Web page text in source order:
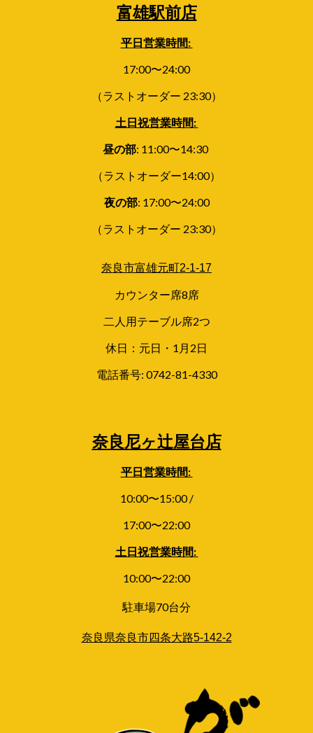
富雄駅前店
平日営業時間:
17:00〜24:00
（ラストオーダー 23:30）
土日祝営業時間:
昼の部: 11:00〜14:30
（ラストオーダー14:00）
夜の部: 17:00〜24:00
（ラストオーダー 23:30）
奈良市富雄元町2-1-17
カウンター席8席
二人用テーブル席2つ
休日：元日・1月2日
電話番号: 0742-81-4330
奈良尼ヶ辻屋台店
平日営業時間:
10:00〜15:00 /
17:00〜22:00
土日祝営業時間:
10:00〜22:00
駐車場70台分
奈良県奈良市四条大路5-142-2